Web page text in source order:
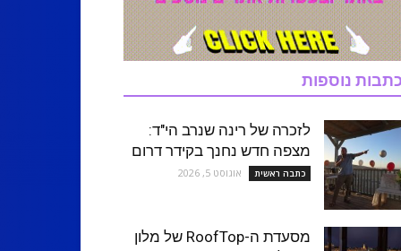
נוספות
לזכרה של רינה שנרב הי"ד:
מצפה חדש נחנך בקידר דרום
כתבה ראשית אוגוסט 5, 2026
מסעדת ה-RoofTop של מלון